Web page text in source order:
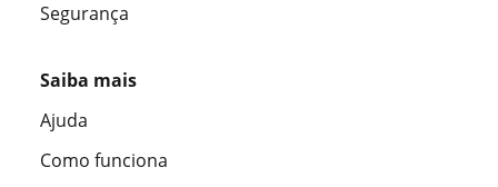
Segurança
Saiba mais
Ajuda
Como funciona